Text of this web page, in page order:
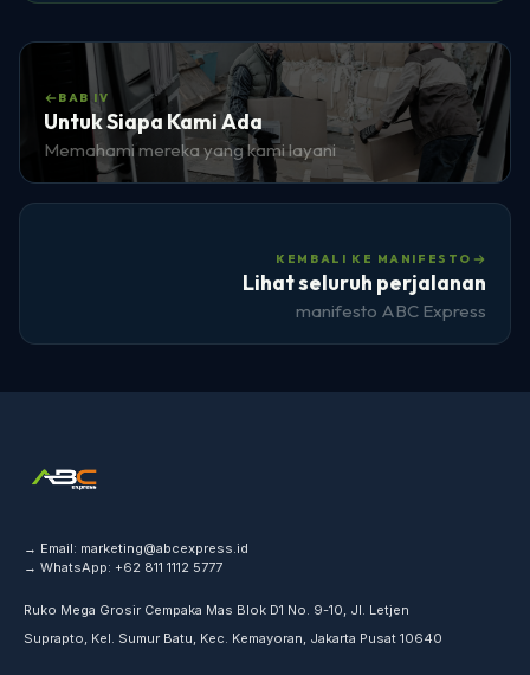
BAB IV
Untuk Siapa Kami Ada
Memahami mereka yang kami layani
KEMBALI KE MANIFESTO
Lihat seluruh perjalanan
manifesto ABC Express
→ Email: marketing@abcexpress.id
→ WhatsApp: +62 811 1112 5777
Ruko Mega Grosir Cempaka Mas Blok D1 No. 9-10, Jl. Letjen
Suprapto, Kel. Sumur Batu, Kec. Kemayoran, Jakarta Pusat 10640